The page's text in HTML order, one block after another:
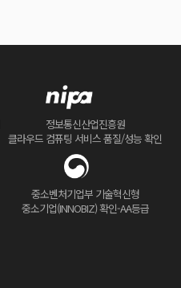
정보통신산업진흥원
클라우드 컴퓨팅 서비스 품질/성능 확인
중소벤처기업부 기술혁신형
중소기업(INNOBIZ) 확인-AA등급